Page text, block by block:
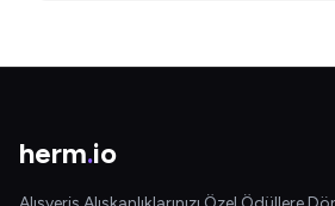
herm.io